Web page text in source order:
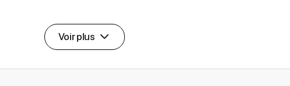
Voir plus